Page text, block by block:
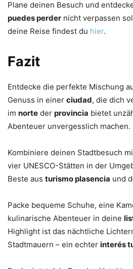
Plane deinen Besuch und
puedes perder nicht verpassen
deine Reise findest du hier.
Fazit
Entdecke die perfekte Mischung
Genuss in einer ciudad, die dich
im norte der provincia bietet
Abenteuer unvergesslich machen.
Kombiniere deinen Stadtbesuch
vier UNESCO-Stätten in der
Beste aus turismo plasencia und
Packe bequeme Schuhe, eine
kulinarische Abenteuer in deine
Highlight ist das nächtliche
Stadtmauern – ein echter interés